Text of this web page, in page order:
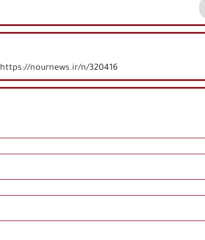
https://nournews.ir/n/320416